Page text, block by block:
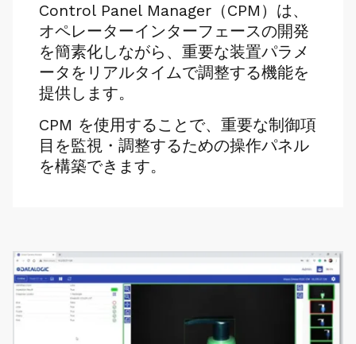
Control Panel Manager（CPM）は、
オペレーターインターフェースの開発
を簡素化しながら、重要な装置パラメ
ータをリアルタイムで調整する機能を
提供します。
CPM を使用することで、重要な制御項
目を監視・調整するための操作パネル
を構築できます。